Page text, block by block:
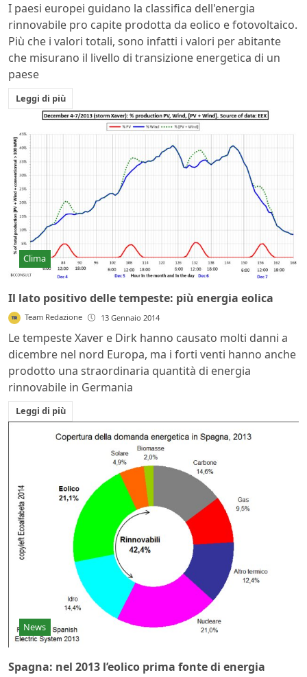
I paesi europei guidano la classifica dell'energia
rinnovabile pro capite prodotta da eolico e fotovoltaico.
Più che i valori totali, sono infatti i valori per abitante
che misurano il livello di transizione energetica di un
paese
Leggi di più
Clima
Il lato positivo delle tempeste: più energia eolica
Team Redazione 13 Gennaio 2014
Le tempeste Xaver e Dirk hanno causato molti danni a
dicembre nel nord Europa, ma i forti venti hanno anche
prodotto una straordinaria quantità di energia
rinnovabile in Germania
Leggi di più
News
Spagna: nel 2013 l’eolico prima fonte di energia